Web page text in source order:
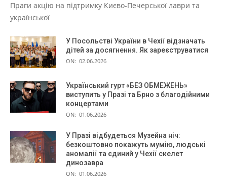
Праги акцію на підтримку Києво-Печерської лаври та
української
У Посольстві України в Чехії відзначать
дітей за досягнення. Як зареєструватися
ON: 02.06.2026
Український гурт «БЕЗ ОБМЕЖЕНЬ»
виступить у Празі та Брно з благодійними
концертами
ON: 01.06.2026
У Празі відбудеться Музейна ніч:
безкоштовно покажуть мумію, людські
аномалії та єдиний у Чехії скелет
динозавра
ON: 01.06.2026